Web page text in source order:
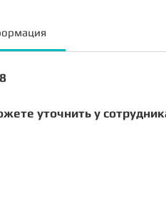
уточнить у